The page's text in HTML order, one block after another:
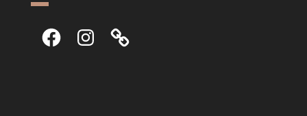
FacebookInstagram